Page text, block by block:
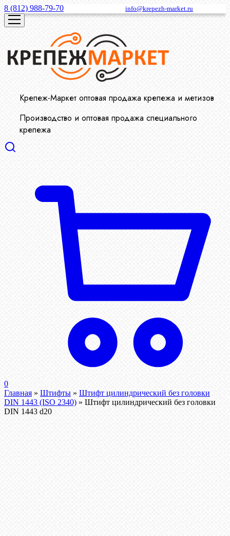
8 (812) 988-79-70 info@krepezh-market.ru
Крепеж-Маркет оптовая продажа крепежа и метизов
Производство и оптовая продажа специального
крепежа
0
Главная » Штифты » Штифт цилиндрический без головки
DIN 1443 (ISO 2340) » Штифт цилиндрический без головки
DIN 1443 d20